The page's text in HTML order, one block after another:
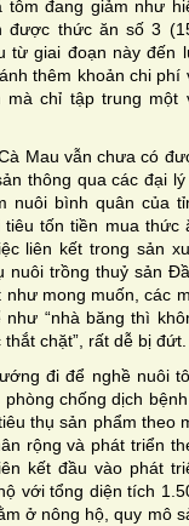
tôm đang giảm như
được thức ăn số 3
từ giai đoạn này đến
thêm khoản chi phí
mà chỉ tập trung một
Mau vẫn chưa có
thông qua các đại lý
nuôi bình quân của
tốn tiền mua thức
liên kết trong sản
nuôi trồng thuỷ sản
như mong muốn, các
“nhà băng thì
chặt”, rất dễ bị đứt.
đi để nghề nuôi
phòng chống dịch
thụ sản phẩm theo
rộng và phát triển
kết đầu vào phát
với tổng diện tích
ở nông hộ, quy mô